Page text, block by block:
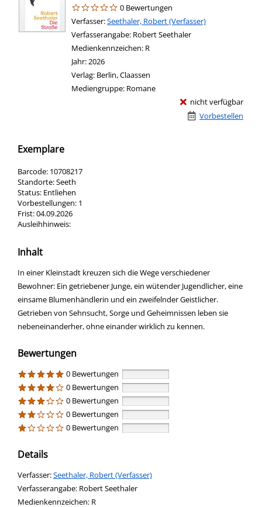
0 Bewertungen
Verfasser:Suche nach diesem Verfasser
Seethaler, Robert (Verfasser)
Verfasserangabe: Robert Seethaler
Medienkennzeichen: R
Jahr:2026
Verlag: Berlin, Claassen
Mediengruppe: Romane
nicht verfügbar
Vorbestellen
Exemplare
Barcode: 10708217
Standorte:Seeth
Status: Entliehen
Vorbestellungen: 1
Frist:04.09.2026
Ausleihhinweis:
Inhalt
In einer Kleinstadt kreuzen sich die Wege verschiedener
Bewohner: Ein getriebener Junge, ein wütender Jugendlicher, eine
einsame Blumenhändlerin und ein zweifelnder Geistlicher.
Getrieben von Sehnsucht, Sorge und Geheimnissen leben sie
nebeneinanderher, ohne einander wirklich zu kennen.
Bewertungen
0 Bewertungen
0 Bewertungen
0 Bewertungen
0 Bewertungen
0 Bewertungen
Details
Verfasser:Suche nach diesem Verfasser
Seethaler, Robert (Verfasser)
Verfasserangabe: Robert Seethaler
Medienkennzeichen: R